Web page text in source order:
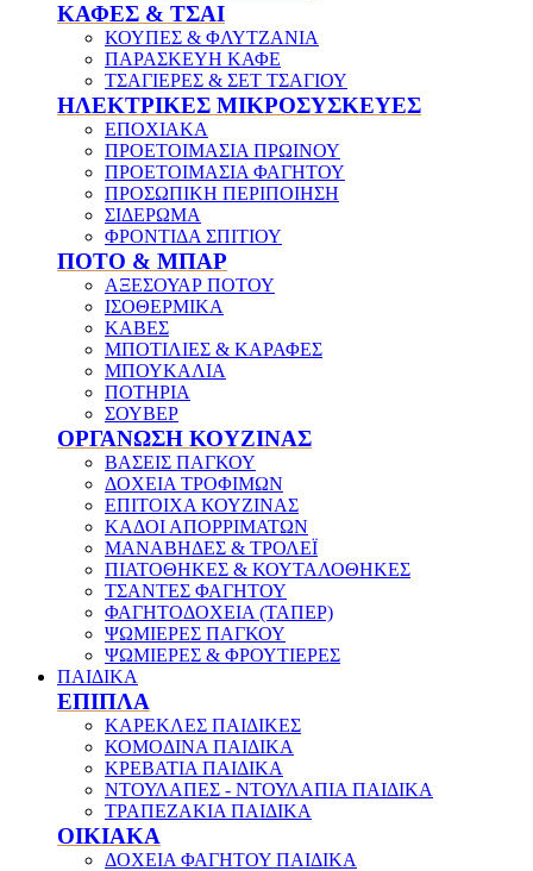
ΚΑΦΕΣ & ΤΣΑΙ
ΚΟΥΠΕΣ & ΦΛΥΤΖΑΝΙΑ
ΠΑΡΑΣΚΕΥΗ ΚΑΦΕ
ΤΣΑΓΙΕΡΕΣ & ΣΕΤ ΤΣΑΓΙΟΥ
ΗΛΕΚΤΡΙΚΕΣ ΜΙΚΡΟΣΥΣΚΕΥΕΣ
ΕΠΟΧΙΑΚΑ
ΠΡΟΕΤΟΙΜΑΣΙΑ ΠΡΩΙΝΟΥ
ΠΡΟΕΤΟΙΜΑΣΙΑ ΦΑΓΗΤΟΥ
ΠΡΟΣΩΠΙΚΗ ΠΕΡΙΠΟΙΗΣΗ
ΣΙΔΕΡΩΜΑ
ΦΡΟΝΤΙΔΑ ΣΠΙΤΙΟΥ
ΠΟΤΟ & ΜΠΑΡ
ΑΞΕΣΟΥΑΡ ΠΟΤΟΥ
ΙΣΟΘΕΡΜΙΚΑ
ΚΑΒΕΣ
ΜΠΟΤΙΛΙΕΣ & ΚΑΡΑΦΕΣ
ΜΠΟΥΚΑΛΙΑ
ΠΟΤΗΡΙΑ
ΣΟΥΒΕΡ
ΟΡΓΑΝΩΣΗ ΚΟΥΖΙΝΑΣ
ΒΑΣΕΙΣ ΠΑΓΚΟΥ
ΔΟΧΕΙΑ ΤΡΟΦΙΜΩΝ
ΕΠΙΤΟΙΧΑ ΚΟΥΖΙΝΑΣ
ΚΑΔΟΙ ΑΠΟΡΡΙΜΑΤΩΝ
ΜΑΝΑΒΗΔΕΣ & ΤΡΟΛΕΪ
ΠΙΑΤΟΘΗΚΕΣ & ΚΟΥΤΑΛΟΘΗΚΕΣ
ΤΣΑΝΤΕΣ ΦΑΓΗΤΟΥ
ΦΑΓΗΤΟΔΟΧΕΙΑ (ΤΑΠΕΡ)
ΨΩΜΙΕΡΕΣ ΠΑΓΚΟΥ
ΨΩΜΙΕΡΕΣ & ΦΡΟΥΤΙΕΡΕΣ
ΠΑΙΔΙΚΑ
ΕΠΙΠΛΑ
ΚΑΡΕΚΛΕΣ ΠΑΙΔΙΚΕΣ
ΚΟΜΟΔΙΝΑ ΠΑΙΔΙΚΑ
ΚΡΕΒΑΤΙΑ ΠΑΙΔΙΚΑ
ΝΤΟΥΛΑΠΕΣ - ΝΤΟΥΛΑΠΙΑ ΠΑΙΔΙΚΑ
ΤΡΑΠΕΖΑΚΙΑ ΠΑΙΔΙΚΑ
ΟΙΚΙΑΚΑ
ΔΟΧΕΙΑ ΦΑΓΗΤΟΥ ΠΑΙΔΙΚΑ